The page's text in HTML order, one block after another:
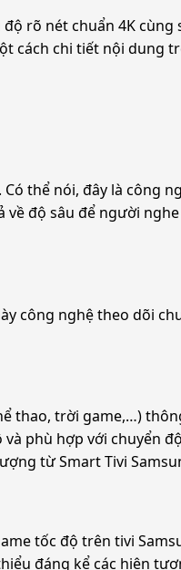
rõ nét chuẩn 4K
cách chi tiết nội
thể nói, đây là
độ sâu để người
công nghệ theo dõi
trời game,…)
phù hợp với chuyển
từ Smart Tivi
tốc độ trên tivi
đáng kể các hiện